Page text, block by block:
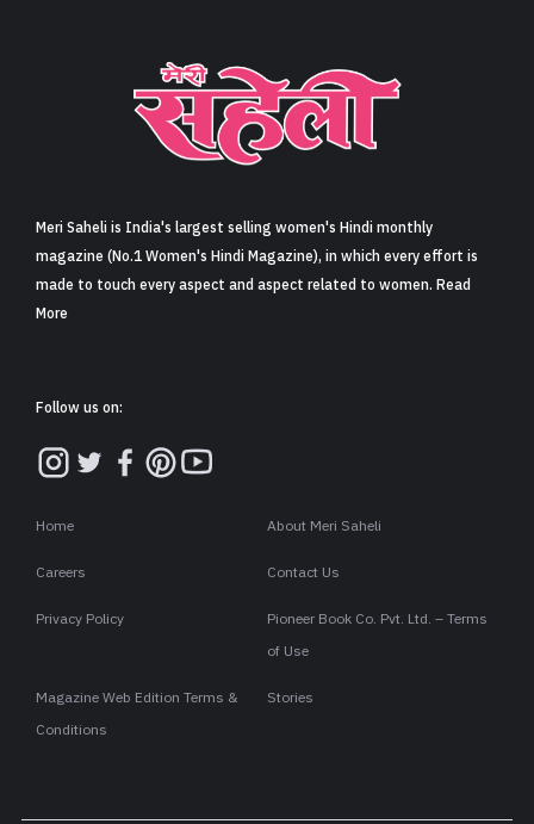
Meri Saheli is India's largest selling women's Hindi monthly
magazine (No.1 Women's Hindi Magazine), in which every effort is
made to touch every aspect and aspect related to women. Read
More
Follow us on:
Home About Meri Saheli
Careers Contact Us
Privacy Policy
Pioneer Book Co. Pvt. Ltd. – Terms
of Use
Magazine Web Edition Terms &
Conditions
Stories